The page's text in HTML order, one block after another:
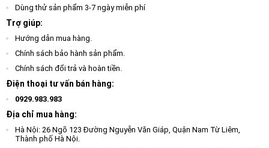
Dùng thử sản phẩm 3-7 ngày miễn phí
Trợ giúp:
Hướng dẫn mua hàng.
Chính sách bảo hành sản phẩm.
Chính sách đổi trả và hoàn tiền.
Điện thoại tư vấn bán hàng:
0929.983.983
Địa chỉ mua hàng:
Hà Nội: 26 Ngõ 123 Đường Nguyễn Văn Giáp, Quận Nam Từ Liêm,
Thành phố Hà Nội.